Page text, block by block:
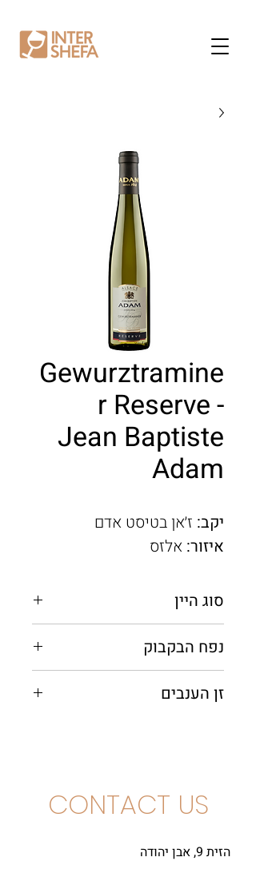
Gewurztramine
r Reserve -
Jean Baptiste
Adam
יקב: ז׳אן בטיסט אדם
איזור: אלזס
סוג היין
נפח הבקבוק
זן הענבים
CONTACT US
הזית 9, אבן יהודה